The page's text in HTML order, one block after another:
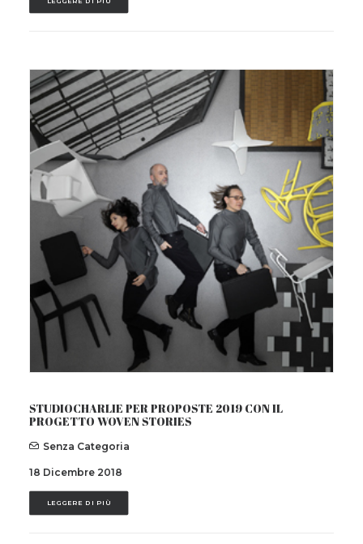
STUDIOCHARLIE PER PROPOSTE 2019 CON IL
PROGETTO WOVEN STORIES
Senza Categoria
18 Dicembre 2018
LEGGERE DI PIÙ